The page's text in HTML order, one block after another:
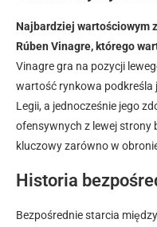
Najbardziej wartościowym
Rúben Vinagre, którego
Vinagre gra na pozycji
wartość rynkowa podkreśla
Legii, a jednocześnie jego
ofensywnych z lewej strony
kluczowy zarówno w
Historia
Bezpośrednie starcia